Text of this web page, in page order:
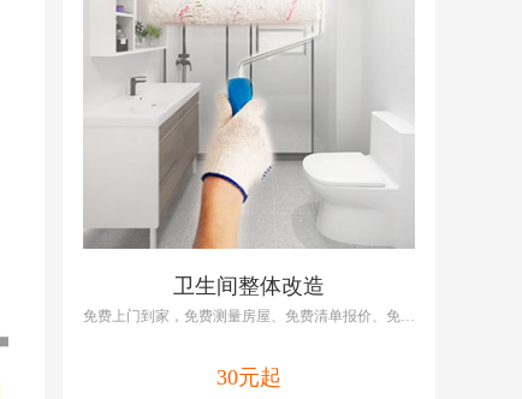
卫生间整体改造
免费上门到家，免费测量房屋、免费清单报价、免费
就近上门
30元起